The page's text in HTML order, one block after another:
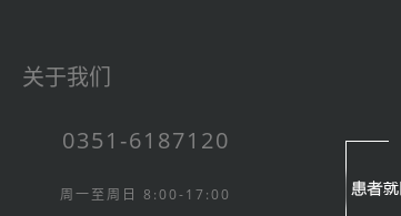
关于我们
0351-6187120
周一至周日 8:00-17:00